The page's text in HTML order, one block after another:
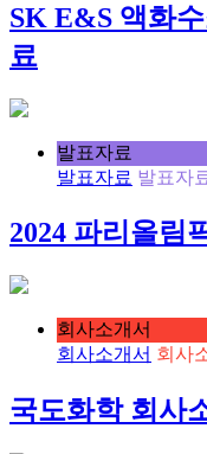
SK E&S 액화
료
발표자료
발표자료 발표자
2024 파리올림
회사소개서
회사소개서 회사
국도화학 회사